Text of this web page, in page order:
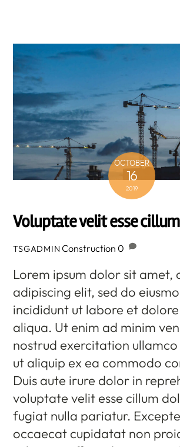
OCTOBER
16
2019
Voluptate velit esse cillum
TSGADMIN Construction 0
Lorem ipsum dolor sit amet,
adipiscing elit, sed do
incididunt ut labore et
aliqua. Ut enim ad minim
nostrud exercitation ullamco
ut aliquip ex ea commodo
Duis aute irure dolor in
voluptate velit esse cillum
fugiat nulla pariatur.
occaecat cupidatat non